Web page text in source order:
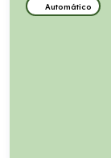
Automático